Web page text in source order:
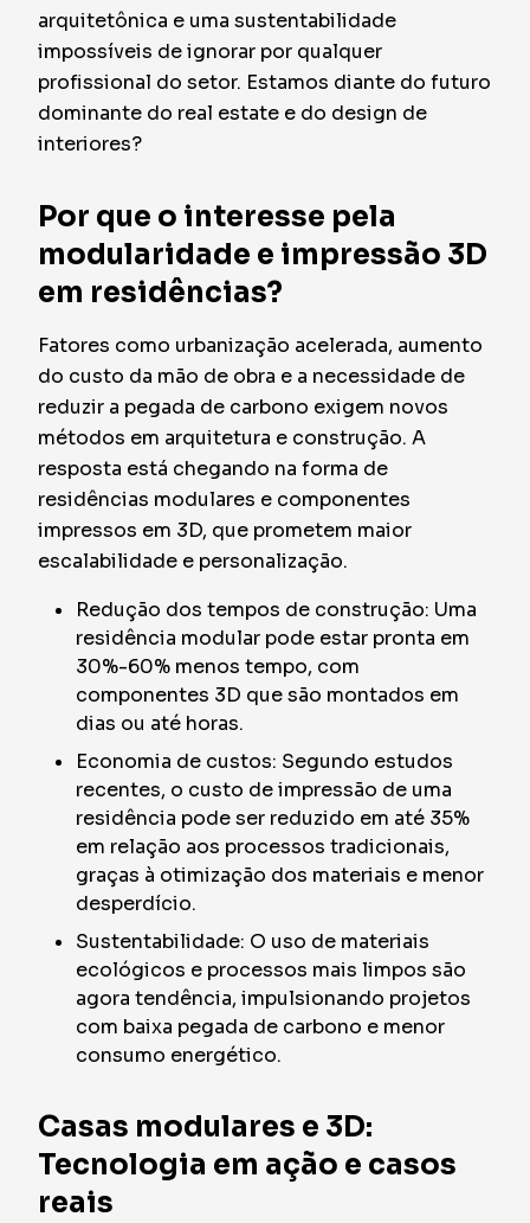
arquitetônica e uma sustentabilidade
impossíveis de ignorar por qualquer
profissional do setor. Estamos diante do futuro
dominante do real estate e do design de
interiores?
Por que o interesse pela
modularidade e impressão 3D
em residências?
Fatores como urbanização acelerada, aumento
do custo da mão de obra e a necessidade de
reduzir a pegada de carbono exigem novos
métodos em arquitetura e construção. A
resposta está chegando na forma de
residências modulares e componentes
impressos em 3D, que prometem maior
escalabilidade e personalização.
Redução dos tempos de construção: Uma
residência modular pode estar pronta em
30%-60% menos tempo, com
componentes 3D que são montados em
dias ou até horas.
Economia de custos: Segundo estudos
recentes, o custo de impressão de uma
residência pode ser reduzido em até 35%
em relação aos processos tradicionais,
graças à otimização dos materiais e menor
desperdício.
Sustentabilidade: O uso de materiais
ecológicos e processos mais limpos são
agora tendência, impulsionando projetos
com baixa pegada de carbono e menor
consumo energético.
Casas modulares e 3D:
Tecnologia em ação e casos
reais